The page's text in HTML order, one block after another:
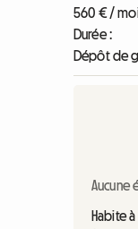
560 € /
Durée :
Dépôt de
Aucune
Habite à